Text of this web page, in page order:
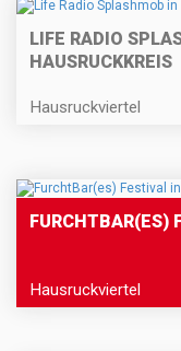
LIFE RADIO
HAUSRUCKKREIS
Hausruckviertel
FURCHTBAR(ES)
Hausruckviertel